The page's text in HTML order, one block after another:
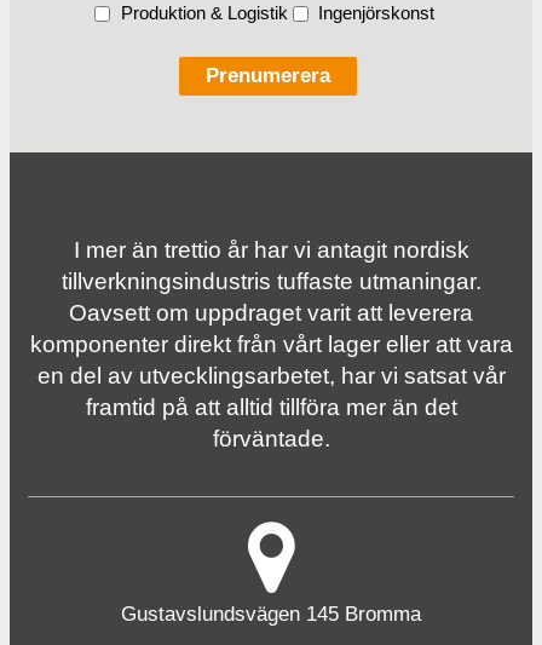
Produktion & Logistik
Ingenjörskonst
I mer än trettio år har vi antagit nordisk
tillverknings­industris tuffaste utmaningar.
Oavsett om uppdraget varit att leverera
komponenter direkt från vårt lager eller att vara
en del av utvecklingsarbetet, har vi satsat vår
framtid på att alltid tillföra mer än det
förväntade.
Gustavslundsvägen 145 Bromma